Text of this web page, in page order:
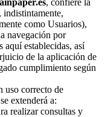
indistintamente,
como Usuarios),
navegación por
aquí establecidas, así
de la aplicación de
cumplimiento según
uso correcto de
extenderá a:
realizar consultas y